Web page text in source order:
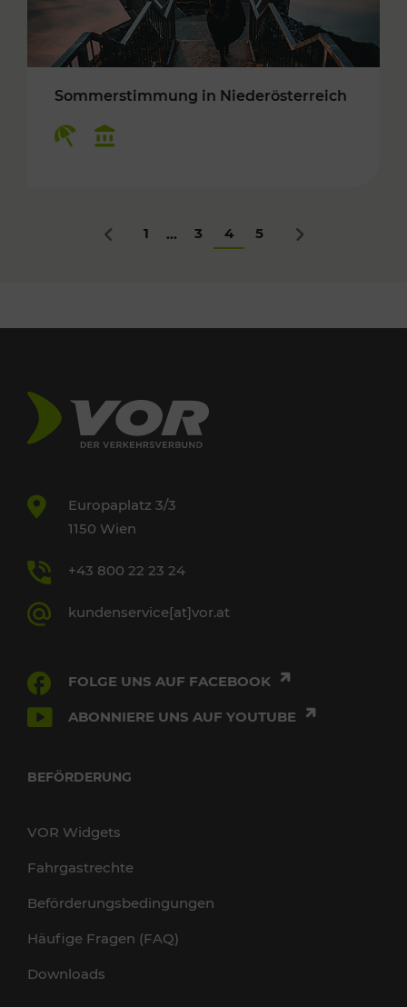
Sommerstimmung in Niederösterreich
Zurück
1 ... 3 4 5 Nächstes
Europaplatz 3/3
1150 Wien
+43 800 22 23 24
kundenservice[at]vor.at
FOLGE UNS AUF FACEBOOK
ABONNIERE UNS AUF YOUTUBE
BEFÖRDERUNG
VOR Widgets
Fahrgastrechte
Beförderungsbedingungen
Häufige Fragen (FAQ)
Downloads